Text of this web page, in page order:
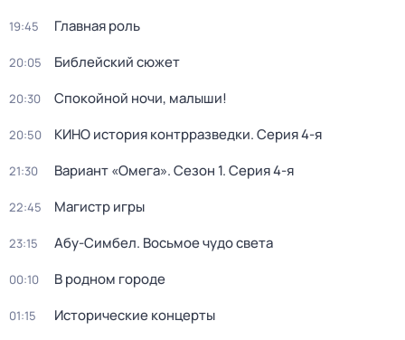
19:45 Главная роль
20:05 Библейский сюжет
20:30 Спокойной ночи, малыши!
20:50 КИНО история контрразведки. Серия 4-я
21:30 Вариант «Омега». Сезон 1. Серия 4-я
22:45 Магистр игры
23:15 Абу-Симбел. Восьмое чудо света
00:10 В родном городе
01:15 Исторические концерты